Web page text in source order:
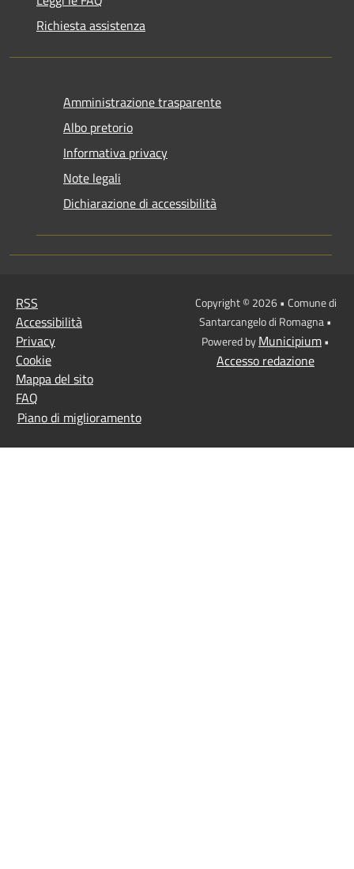
Richiesta assistenza
Amministrazione trasparente
Albo pretorio
Informativa privacy
Note legali
Dichiarazione di accessibilità
RSS
Accessibilità
Privacy
Cookie
Mappa del sito
FAQ
Piano di miglioramento
Copyright © 2026 • Comune di
Santarcangelo di Romagna •
Powered byMunicipium•
Accesso redazione